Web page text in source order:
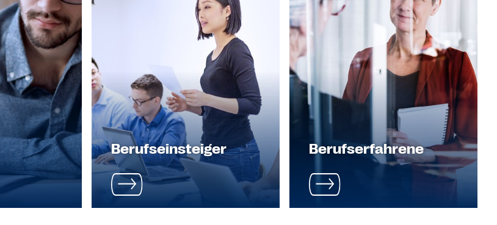
Berufseinsteiger Berufserfahrene